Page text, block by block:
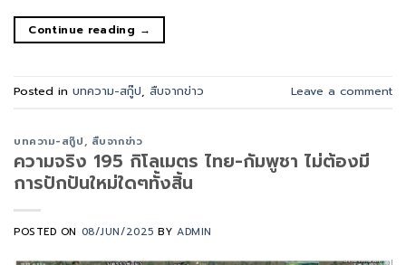
Continue reading →
Posted in บทความ-สกู๊ป, สืบจากข่าว Leave a comment
บทความ-สกู๊ป, สืบจากข่าว
ความจริง 195 กิโลเมตร ไทย-กัมพูชา ไม่ต้องมี
การปักปันใหม่ใดๆทั้งสิ้น
POSTED ON 08/JUN/2025 BYADMIN